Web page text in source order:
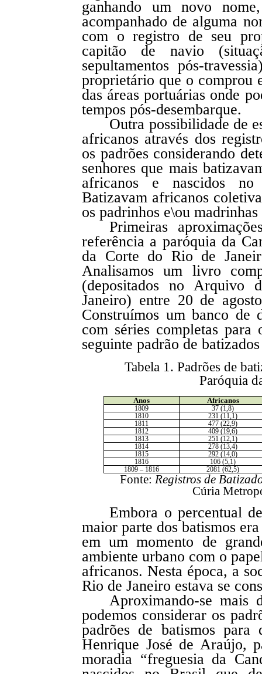
ganhando um novo
acompanhado de alguma
com o registro de seu
capitão de navio
sepultamentos pós-
proprietário que o comprou
das áreas portuárias onde
tempos pós-desembarque.
Outra possibilidade de
africanos através dos
os padrões considerando
senhores que mais
africanos e nascidos
Batizavam africanos
os padrinhos e\ou
Primeiras
referência a paróquia da
da Corte do Rio de
Analisamos um livro
(depositados no Arquivo
Janeiro) entre 20 de
Construímos um banco de
com séries completas
seguinte padrão de
Tabela 1. Padrões de
Paróquia
Anos Africanos
1809
37 (1,8)
1810
231 (11,1)
1811
477 (22,9)
1812
409 (19,6)
1813
251 (12,1)
1814
278 (13,4)
1815
292 (14,0)
1816
106 (5,1)
1809 – 1816
2081 (62,5)
Fonte: Registros de
Cúria
Embora o percentual
maior parte dos batismos
em um momento de
ambiente urbano com o
africanos. Nesta época, a
Rio de Janeiro estava se
Aproximando-se mais
podemos considerar os
padrões de batismos para
Henrique José de Araújo,
moradia “freguesia da